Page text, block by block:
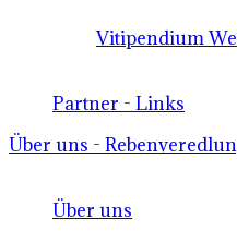
Vitipendium
Partner - Links
Über uns -
Über uns